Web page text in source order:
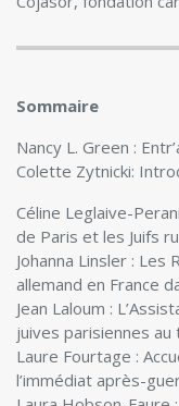
Sommaire
Nancy L. Green :
Colette Zytnicki:
Céline Leglaive-
de Paris et les Juifs
Johanna Linsler : Les
allemand en France
Jean Laloum :
juives parisiennes au
Laure Fourtage :
l’immédiat après-